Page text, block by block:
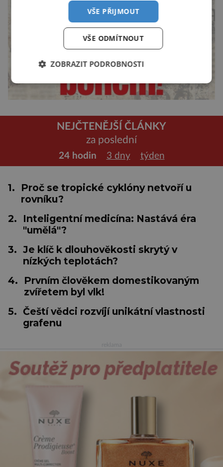
NEJČTENĚJŠÍ ČLÁNKY
za poslední
24 hodin 3 dny týden
1.
Proč se tropické cyklóny netvoří u
rovníku?
2.
Inteligentní medicína: Nastává éra
"umělá"?
3. Je klíč k dlouhověkosti skrytý v
nízkých teplotách?
4.
Prvním člověkem domestikovaným
zvířetem byl vlk!
5. Čeští vědci rozvíjí unikátní vlastnosti
grafenu
VŠE PŘIJMOUT
VŠE ODMÍTNOUT
ZOBRAZIT PODROBNOSTI